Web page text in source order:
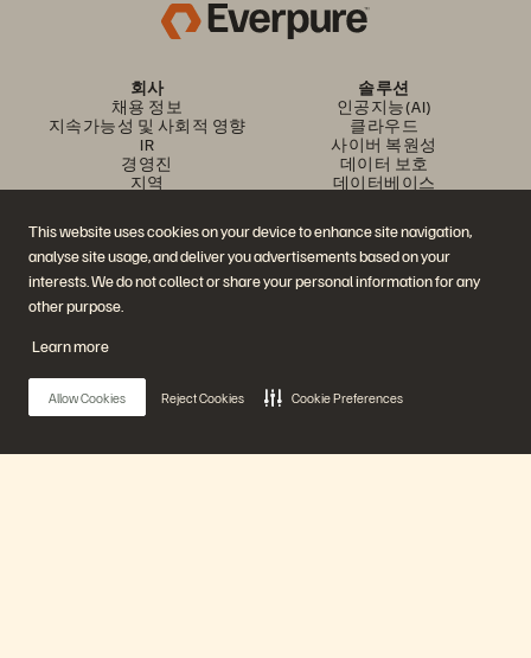
This website uses cookies on your device to enhance site navigation,
analyse site usage, and deliver you advertisements based on your
interests. We do not collect or share your personal information for any
other purpose.
Learn more
Allow Cookies Reject Cookies Cookie Preferences
회사
채용 정보
지속가능성 및 사회적 영향
IR
경영진
지역
솔루션
인공지능(AI)
클라우드
사이버 복원성
데이터 보호
데이터베이스
엔터프라이즈 데이터 클라우
드
에버퓨어 플랫폼
(Evergreen//One)
플래시블레이드(FlashBlade)
드//EXA(FlashBlade//EXA)
리얼타임 엔터프라이즈 파일
파트너 개요
파트너 센터
파트너 인증